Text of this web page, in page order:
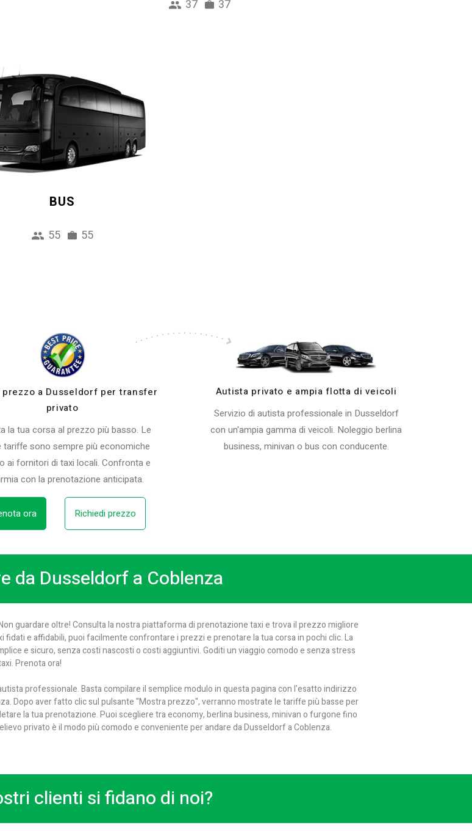
37 37
BUS
55 55
a Dusseldorf per transfer
privato
la tua corsa al prezzo più basso. Le
tariffe sono sempre più economiche
ai fornitori di taxi locali. Confronta e
con la prenotazione anticipata.
Autista privato e ampia flotta di veicoli
Servizio di autista professionale in Dusseldorf
con un'ampia gamma di veicoli. Noleggio berlina
business, minivan o bus con conducente.
ora Richiedi prezzo
da Dusseldorf a Coblenza
guardare oltre! Consulta la nostra piattaforma di prenotazione taxi e trova il prezzo migliore
e affidabili, puoi facilmente confrontare i prezzi e prenotare la tua corsa in pochi clic. La
e sicuro, senza costi nascosti o costi aggiuntivi. Goditi un viaggio comodo e senza stress
Prenota ora!
professionale. Basta compilare il semplice modulo in questa pagina con l'esatto indirizzo
Dopo aver fatto clic sul pulsante "Mostra prezzo", verranno mostrate le tariffe più basse per
la tua prenotazione. Puoi scegliere tra economy, berlina business, minivan o furgone fino
privato è il modo più comodo e conveniente per andare da Dusseldorf a Coblenza.
clienti si fidano di noi?